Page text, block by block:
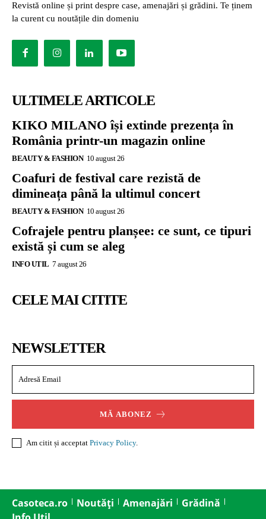
Revistă online și print despre case, amenajări și grădini. Te ținem
la curent cu noutățile din domeniu
ULTIMELE ARTICOLE
KIKO MILANO își extinde prezența în
România printr-un magazin online
BEAUTY & FASHION 10 august 26
Coafuri de festival care rezistă de
dimineața până la ultimul concert
BEAUTY & FASHION 10 august 26
Cofrajele pentru planșee: ce sunt, ce tipuri
există și cum se aleg
INFO UTIL 7 august 26
CELE MAI CITITE
NEWSLETTER
MĂ ABONEZ
Am citit și acceptat Privacy Policy.
Casoteca.ro Noutăți Amenajări
Grădină